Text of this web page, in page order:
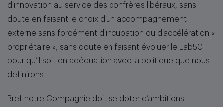
d’innovation au service des confrères libéraux, sans
doute en faisant le choix d’un accompagnement
externe sans forcément d’incubation ou d’accélération «
propriétaire », sans doute en faisant évoluer le Lab50
pour qu’il soit en adéquation avec la politique que nous
définirons.
Bref notre Compagnie doit se doter d’ambitions